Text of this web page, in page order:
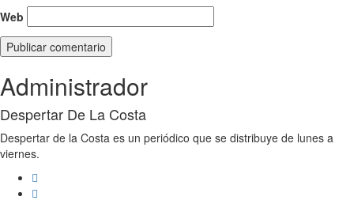
Web
Administrador
Despertar De La Costa
Despertar de la Costa es un periódico que se distribuye de lunes a
viernes.